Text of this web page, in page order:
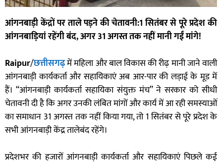
आंगनबाड़ी केंद्रों पर ताले पड़ने की चेतावनी:1 सितंबर से पूरे प्रदेश की
आंगनबाड़ियां रहेंगी बंद, अगर 31 अगस्त तक नहीं मानी गईं मांगे!
Raipur/छत्तीसगढ़में महिला और बाल विकास की रीढ़ मानी जाने वाली
आंगनबाड़ी कार्यकर्ता और सहायिकाएं अब आर-पार की लड़ाई के मूड में
हैं। “आंगनबाड़ी कार्यकर्ता सहायिका संयुक्त मंच” ने सरकार को सीधी
चेतावनी दी है कि अगर उनकी लंबित मांगों और कार्य में आ रही समस्याओं
का समाधान 31 अगस्त तक नहीं किया गया, तो 1 सितंबर से पूरे प्रदेश के
सभी आंगनबाड़ी केंद्र तालेबंद रहेंगे।
प्रदेशभर की हजारों आंगनबाड़ी कार्यकर्ता और सहायिकाएं पिछले कई